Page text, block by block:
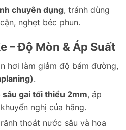
chuyên dụng, tránh dùng
nghẹt béc phun.
– Độ Mòn & Áp Suất
hơi làm giảm độ bám đường,
.
sâu gai tối thiểu 2mm, áp
nghị của hãng.
thoát nước sâu và hoa